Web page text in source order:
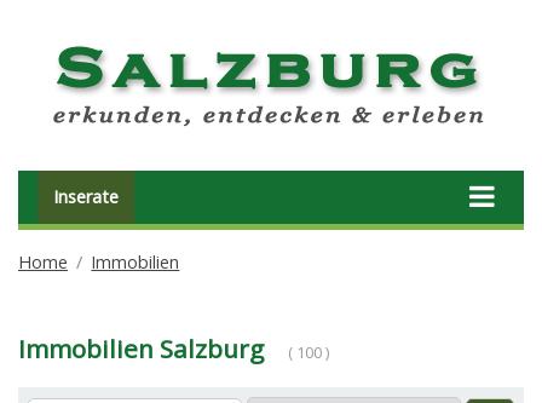
Inserate
Home Immobilien
Immobilien Salzburg ( 100 )